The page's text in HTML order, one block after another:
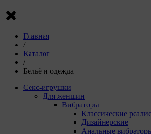
Главная
/
Каталог
/
Бельё и одежда
Секс-игрушки
Для женщин
Вибраторы
Классические
Дизайнерские
Анальные